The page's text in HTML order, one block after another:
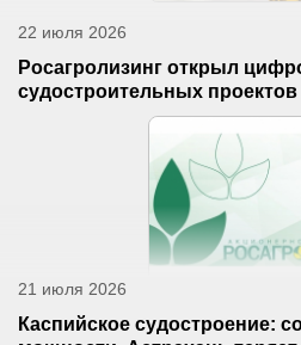
22 июля 2026
Росагролизинг открыл
судостроительных проектов
21 июля 2026
Каспийское судостроение: